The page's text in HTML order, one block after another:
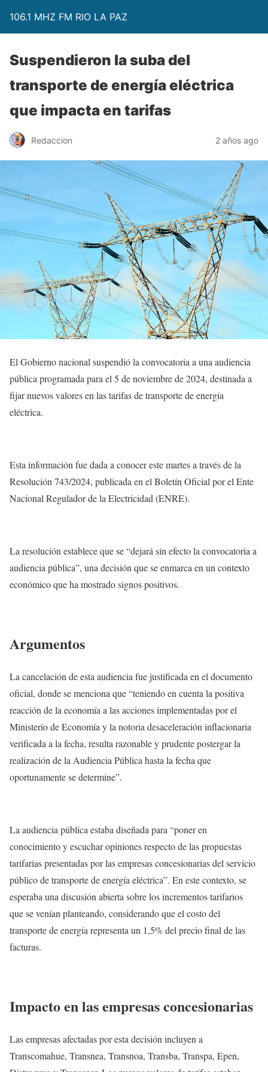
106.1 MHZ FM RIO LA PAZ
Suspendieron la suba del
transporte de energía eléctrica
que impacta en tarifas
Redaccion 2 años ago
El Gobierno nacional suspendió la convocatoria a una audiencia
pública programada para el 5 de noviembre de 2024, destinada a
fijar nuevos valores en las tarifas de transporte de energía
eléctrica.
Esta información fue dada a conocer este martes a través de la
Resolución 743/2024, publicada en el Boletín Oficial por el Ente
Nacional Regulador de la Electricidad (ENRE).
La resolución establece que se “dejará sin efecto la convocatoria a
audiencia pública”, una decisión que se enmarca en un contexto
económico que ha mostrado signos positivos.
Argumentos
La cancelación de esta audiencia fue justificada en el documento
oficial, donde se menciona que “teniendo en cuenta la positiva
reacción de la economía a las acciones implementadas por el
Ministerio de Economía y la notoria desaceleración inflacionaria
verificada a la fecha, resulta razonable y prudente postergar la
realización de la Audiencia Pública hasta la fecha que
oportunamente se determine”.
La audiencia pública estaba diseñada para “poner en
conocimiento y escuchar opiniones respecto de las propuestas
tarifarias presentadas por las empresas concesionarias del servicio
público de transporte de energía eléctrica”. En este contexto, se
esperaba una discusión abierta sobre los incrementos tarifarios
que se venían planteando, considerando que el costo del
transporte de energía representa un 1,5% del precio final de las
facturas.
Impacto en las empresas concesionarias
Las empresas afectadas por esta decisión incluyen a
Transcomahue, Transnea, Transnoa, Transba, Transpa, Epen,